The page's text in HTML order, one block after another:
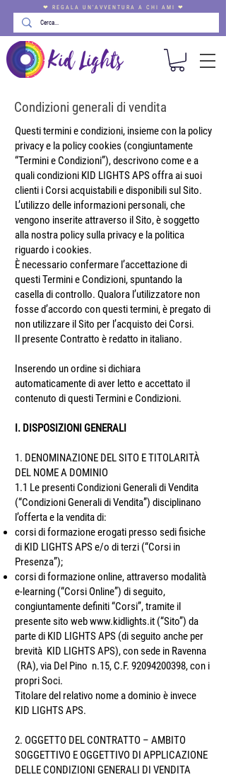
❤ REGALA UN'AVVENTURA A CHI AMI ❤
Condizioni generali di vendita
Questi termini e condizioni, insieme con la policy
privacy e la policy cookies (congiuntamente
“Termini e Condizioni”), descrivono come e a
quali condizioni KID LIGHTS APS offra ai suoi
clienti i Corsi acquistabili e disponibili sul Sito.
L’utilizzo delle informazioni personali, che
vengono inserite attraverso il Sito, è soggetto
alla nostra policy sulla privacy e la politica
riguardo i cookies.
È necessario confermare l’accettazione di
questi Termini e Condizioni, spuntando la
casella di controllo. Qualora l’utilizzatore non
fosse d’accordo con questi termini, è pregato di
non utilizzare il Sito per l’acquisto dei Corsi.
Il presente Contratto è redatto in italiano.
Inserendo un ordine si dichiara
automaticamente di aver letto e accettato il
contenuto di questi Termini e Condizioni.
I. DISPOSIZIONI GENERALI
1. DENOMINAZIONE DEL SITO E TITOLARITÀ
DEL NOME A DOMINIO
1.1 Le presenti Condizioni Generali di Vendita
(“Condizioni Generali di Vendita”) disciplinano
l’offerta e la vendita di:
corsi di formazione erogati presso sedi fisiche
di KID LIGHTS APS e/o di terzi (“Corsi in
Presenza”);
corsi di formazione online, attraverso modalità
e-learning (“Corsi Online”) di seguito,
congiuntamente definiti “Corsi”, tramite il
presente sito webwww.kidlights.it (“Sito”) da
parte di KID LIGHTS APS (di seguito anche per
brevità KID LIGHTS APS), con sede in Ravenna
(RA), via Del Pino n.15, C.F. 92094200398, con i
propri Soci.
Titolare del relativo nome a dominio è invece
KID LIGHTS APS.
2. OGGETTO DEL CONTRATTO – AMBITO
SOGGETTIVO E OGGETTIVO DI APPLICAZIONE
DELLE CONDIZIONI GENERALI DI VENDITA